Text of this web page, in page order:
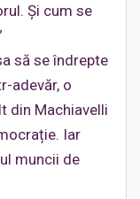
Și cum se
să se îndrepte
adevăr, o
din Machiavelli
Iar
muncii de